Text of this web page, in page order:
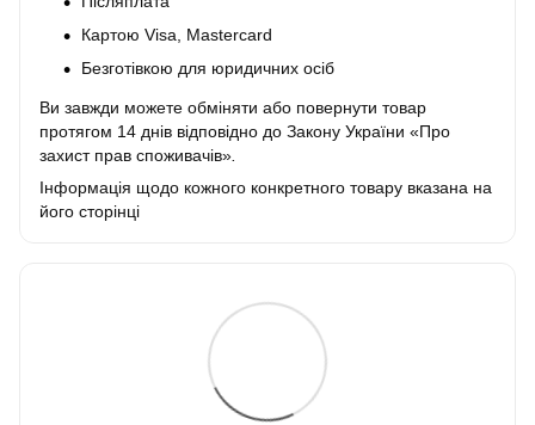
Картою Visa, Mastercard
Безготівкою для юридичних осіб
Ви завжди можете обміняти або повернути товар
протягом 14 днів відповідно до Закону України «Про
захист прав споживачів»
Інформація щодо кожного конкретного товару вказана на
його сторінці